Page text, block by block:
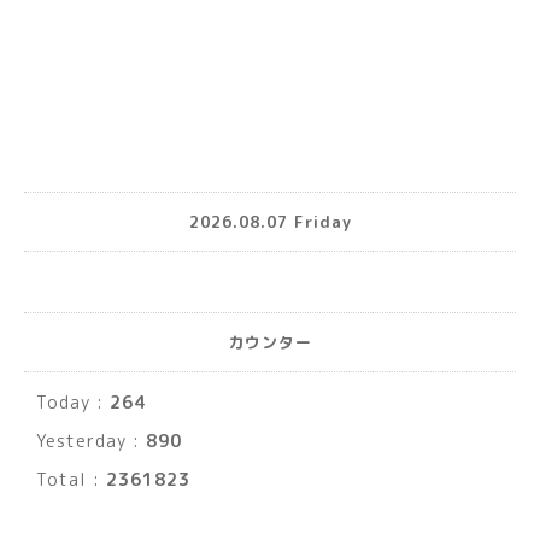
2026.08.07 Friday
カウンター
Today : 264
Yesterday : 890
Total : 2361823